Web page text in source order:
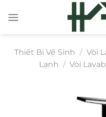
đến
Thiết Bị Vệ Sinh / Vòi
Lạnh / Vòi